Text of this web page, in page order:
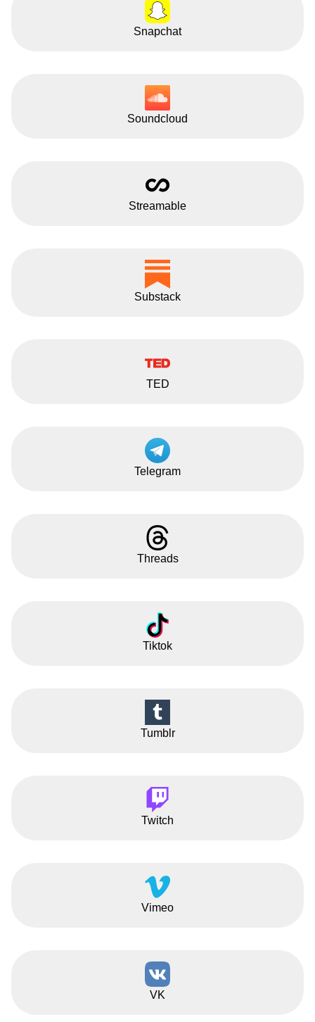
Snapchat
Soundcloud
Streamable
Substack
TED
Telegram
Threads
Tiktok
Tumblr
Twitch
Vimeo
VK